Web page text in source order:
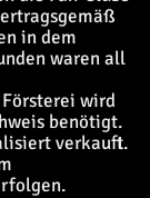
in dem
waren all
wird
benötigt.
verkauft.